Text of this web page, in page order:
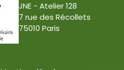
JNE - Atelier 128
7 rue des Récollets
75010 Paris